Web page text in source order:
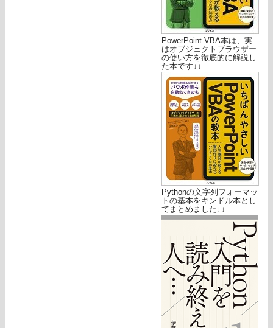
PowerPoint VBA本は、実
はオブジェクトブラウザー
の使い方を徹底的に解説し
た本です↓↓
Pythonの文字列フォーマッ
トの基本をキンドル本とし
てまとめました↓↓